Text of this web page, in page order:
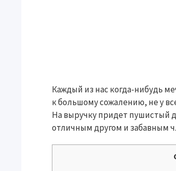
Каждый из нас когда-нибудь
к большому сожалению, не у
На выручку придет пушистый
отличным другом и забавным